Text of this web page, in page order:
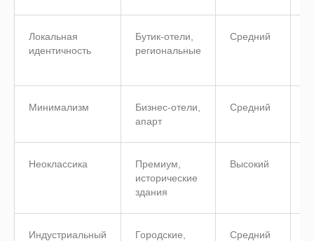
Локальная
идентичность
Бутик-отели,
региональные
Средний
Минимализм
Бизнес-отели,
апарт
Средний
Неоклассика
Премиум,
исторические
здания
Высокий
Индустриальный
Городские,
Средний